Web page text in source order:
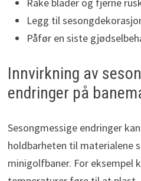
Legg til
Påfør en siste
Innvirkning av
endringer på
Sesongmessige endringer
holdbarheten til materialene
minigolfbaner. For eksempel